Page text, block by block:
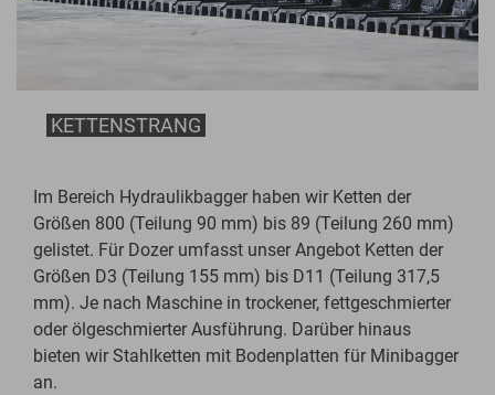
KETTENSTRANG
Im Bereich Hydraulikbagger haben wir Ketten der
Größen 800 (Teilung 90 mm) bis 89 (Teilung 260 mm)
gelistet. Für Dozer umfasst unser Angebot Ketten der
Größen D3 (Teilung 155 mm) bis D11 (Teilung 317,5
mm). Je nach Maschine in trockener, fettgeschmierter
oder ölgeschmierter Ausführung. Darüber hinaus
bieten wir Stahlketten mit Bodenplatten für Minibagger
an.